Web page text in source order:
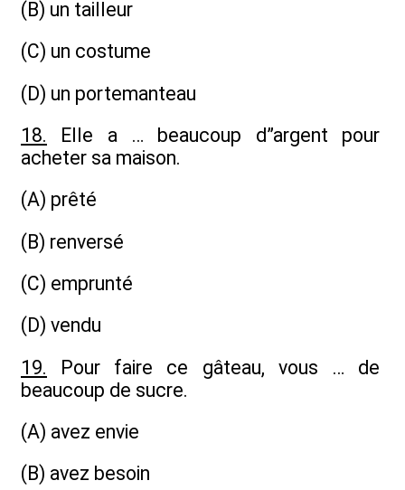
(B) un tailleur
(C) un costume
(D) un portemanteau
18. Elle a … beaucoup d”argent pour
acheter sa maison.
(A) prêté
(B) renversé
(C) emprunté
(D) vendu
19. Pour faire ce gâteau, vous … de
beaucoup de sucre.
(A) avez envie
(B) avez besoin